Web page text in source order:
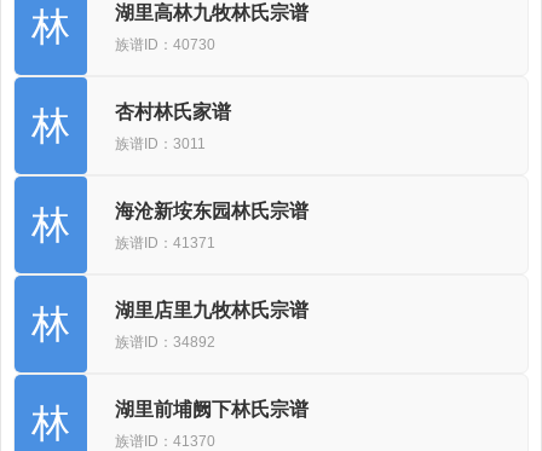
林 湖里高林九牧林氏宗谱
族谱ID：40730
林 杏村林氏家谱
族谱ID：3011
林 海沧新垵东园林氏宗谱
族谱ID：41371
林 湖里店里九牧林氏宗谱
族谱ID：34892
林 湖里前埔阙下林氏宗谱
族谱ID：41370